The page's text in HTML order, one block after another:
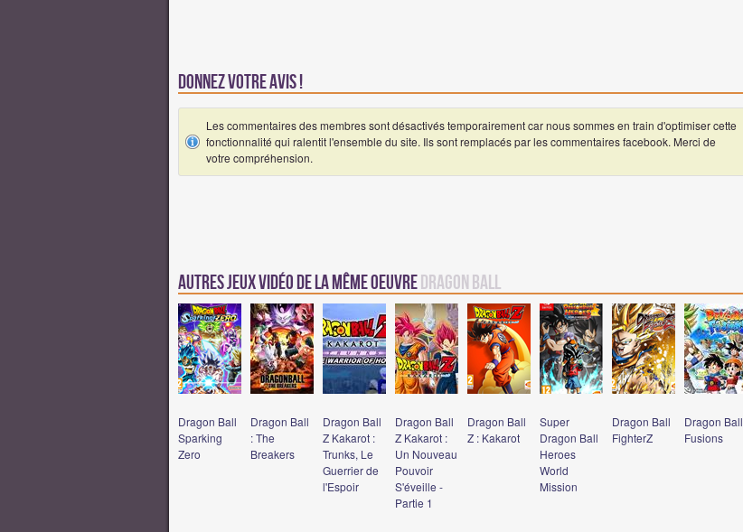
Donnez votre avis !
Les commentaires des membres sont désactivés temporairement car nous sommes en train d'optimiser cette
fonctionnalité qui ralentit l'ensemble du site. Ils sont remplacés par les commentaires facebook. Merci de
votre compréhension.
Autres jeux vidéo de la même oeuvreDragon Ball
Dragon Ball
Sparking
Zero
Dragon Ball
: The
Breakers
Dragon Ball
Z Kakarot :
Trunks, Le
Guerrier de
l'Espoir
Dragon Ball
Z Kakarot :
Un Nouveau
Pouvoir
S'éveille -
Partie 1
Dragon Ball
Z : Kakarot
Super
Dragon Ball
Heroes
World
Mission
Dragon Ball
FighterZ
Dragon Ball
Fusions